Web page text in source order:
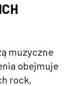
muzyczne
obejmuje
rock,